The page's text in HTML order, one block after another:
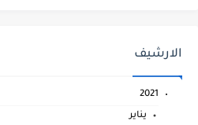
الارشيف
2021
يناير